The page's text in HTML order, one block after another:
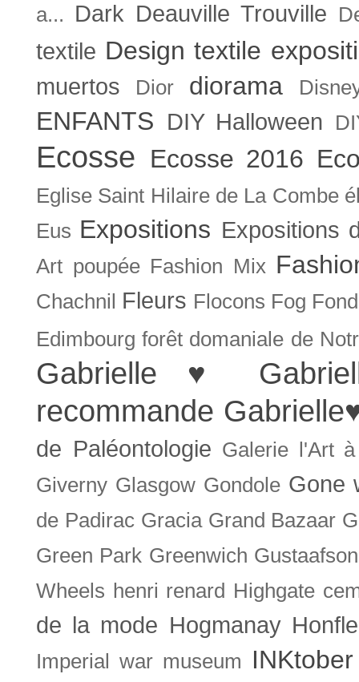
a... Dark Deauville Trouville
textile Design textile
muertos Dior diorama
ENFANTS DIY Halloween
Ecosse Ecosse 2016
Eglise Saint Hilaire de La Combe
Eus Expositions Expositions
Art poupée Fashion Mix
Chachnil Fleurs Flocons Fog
Edimbourg forêt domaniale de
Gabrielle ♥
recommande
de Paléontologie Galerie l'Art
Giverny Glasgow Gondole Gone
de Padirac Gracia Grand Bazaar
Green Park Greenwich Gustaafson
Wheels henri renard Highgate
de la mode Hogmanay
Imperial war museum INKtober